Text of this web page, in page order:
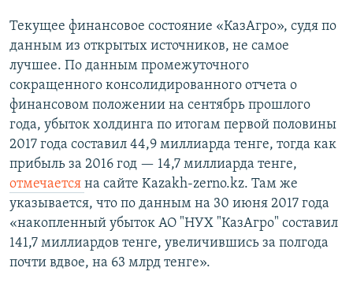
Текущее финансовое состояние «КазАгро», судя по
данным из открытых источников, не самое
лучшее. По данным промежуточного
сокращенного консолидированного отчета о
финансовом положении на сентябрь прошлого
года, убыток холдинга по итогам первой половины
2017 года составил 44,9 миллиарда тенге, тогда как
прибыль за 2016 год — 14,7 миллиарда тенге,
отмечается на сайте Kazakh-zerno.kz. Там же
указывается, что по данным на 30 июня 2017 года
«накопленный убыток АО "НУХ "КазАгро" составил
141,7 миллиардов тенге, увеличившись за полгода
почти вдвое, на 63 млрд тенге».